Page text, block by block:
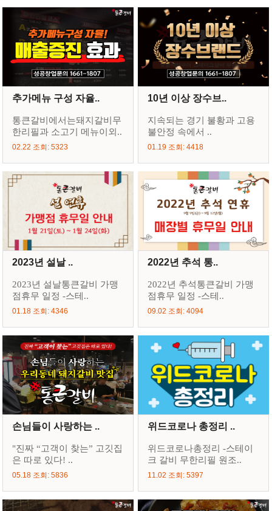
추가메뉴 구성 자율..
통큰갈비에서는돼지갈비무
한리필과 소고기 메뉴이외..
02.22 조회: 5323
10년 이상 장수브..
지속되는 경기 불황과 고용
불안정 속에서 ..
01.19 조회: 4418
2023년 설날 ..
2023년 설날통큰갈비 가맹
점휴무 일정 -스테..
01.18 조회: 4346
2022년 추석 통..
2022년 추석통큰갈비 가맹
점휴무 일정 -스테..
09.02 조회: 4094
손님들이 사랑하는 ..
"진짜 “고객이 찾는” 고깃집
은 따로 있다! ..
05.18 조회: 5836
위드코로나 총정리 ..
위드코로나총정리 -스테이
크 갈비 무한리필 원조..
11.02 조회: 5397